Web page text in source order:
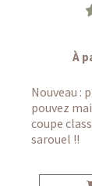
À
Nouveau :
pouvez
coupe
sarouel !!